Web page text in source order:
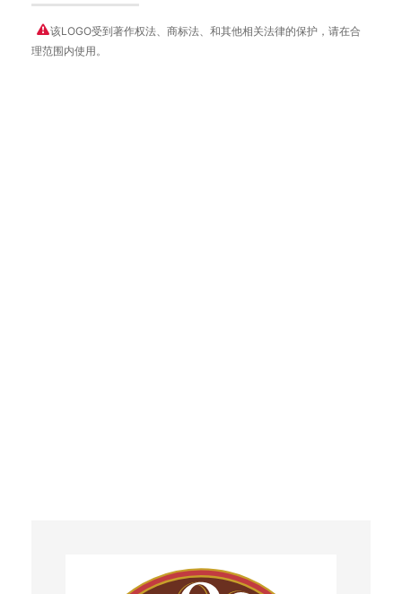
该LOGO受到著作权法、商标法、和其他相关法律的保护，请在合
理范围内使用。